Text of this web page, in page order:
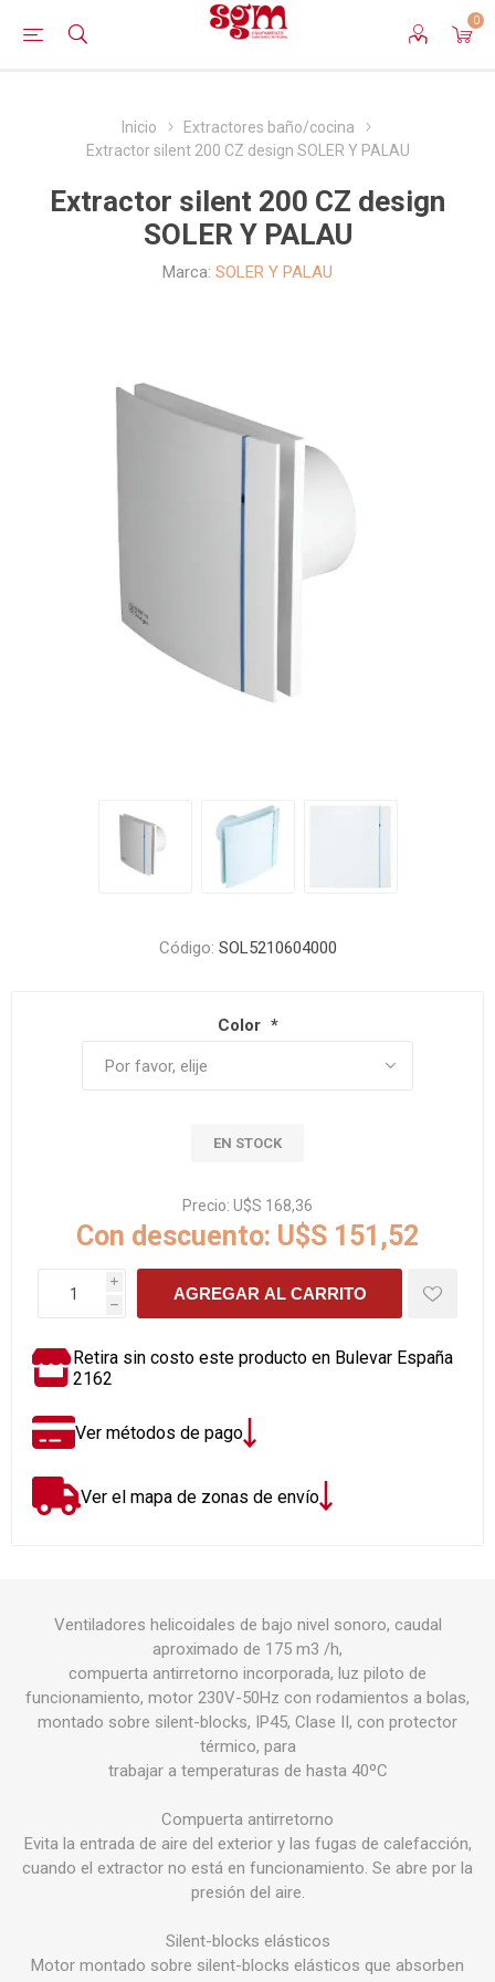
0
Inicio
Extractores baño/cocina
Extractor silent 200 CZ design SOLER Y PALAU
Extractor silent 200 CZ design
SOLER Y PALAU
Marca: SOLER Y PALAU
Código: SOL5210604000
Color *
EN STOCK
Precio: U$S 168,36
Con descuento: U$S 151,52
i
h
AGREGAR AL CARRITO
Retira sin costo este producto en Bulevar España
2162
Ver métodos de pago
Ver el mapa de zonas de envío
Ventiladores helicoidales de bajo nivel sonoro, caudal
aproximado de 175 m3 /h,
compuerta antirretorno incorporada, luz piloto de
funcionamiento, motor 230V-50Hz con rodamientos a bolas,
montado sobre silent-blocks, IP45, Clase II, con protector
térmico, para
trabajar a temperaturas de hasta 40ºC
Compuerta antirretorno
Evita la entrada de aire del exterior y las fugas de calefacción,
cuando el extractor no está en funcionamiento. Se abre por la
presión del aire.
Silent-blocks elásticos
Motor montado sobre silent-blocks elásticos que absorben